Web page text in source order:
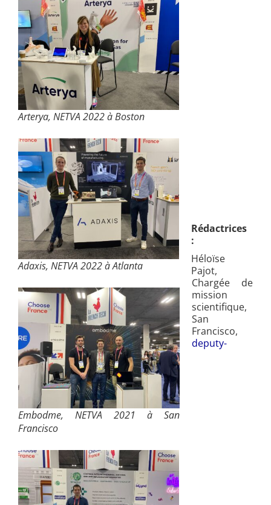
Arterya, NETVA 2022 à Boston
Adaxis, NETVA 2022 à Atlanta
Embodme, NETVA 2021 à San
Francisco
Rédactrices
:
Héloïse
Pajot,
Chargée de
mission
scientifique,
San
Francisco,
deputy-